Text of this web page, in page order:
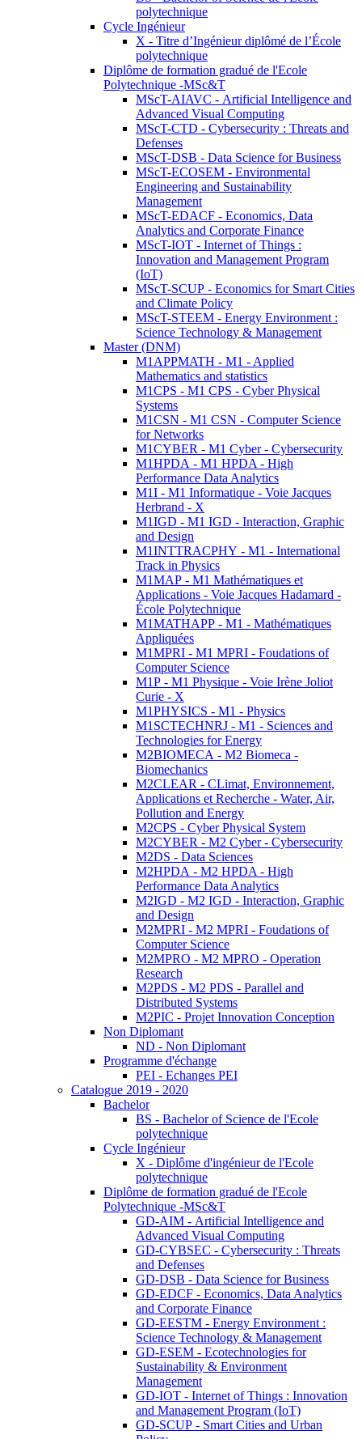
polytechnique
Cycle Ingénieur
X - Titre d’Ingénieur diplômé de l’École
polytechnique
Diplôme de formation gradué de l'Ecole
Polytechnique -MSc&T
MScT-AIAVC - Artificial Intelligence and
Advanced Visual Computing
MScT-CTD - Cybersecurity : Threats and
Defenses
MScT-DSB - Data Science for Business
MScT-ECOSEM - Environmental
Engineering and Sustainability
Management
MScT-EDACF - Economics, Data
Analytics and Corporate Finance
MScT-IOT - Internet of Things :
Innovation and Management Program
(IoT)
MScT-SCUP - Economics for Smart Cities
and Climate Policy
MScT-STEEM - Energy Environment :
Science Technology & Management
Master (DNM)
M1APPMATH - M1 - Applied
Mathematics and statistics
M1CPS - M1 CPS - Cyber Physical
Systems
M1CSN - M1 CSN - Computer Science
for Networks
M1CYBER - M1 Cyber - Cybersecurity
M1HPDA - M1 HPDA - High
Performance Data Analytics
M1I - M1 Informatique - Voie Jacques
Herbrand - X
M1IGD - M1 IGD - Interaction, Graphic
and Design
M1INTTRACPHY - M1 - International
Track in Physics
M1MAP - M1 Mathématiques et
Applications - Voie Jacques Hadamard -
École Polytechnique
M1MATHAPP - M1 - Mathématiques
Appliquées
M1MPRI - M1 MPRI - Foudations of
Computer Science
M1P - M1 Physique - Voie Irène Joliot
Curie - X
M1PHYSICS - M1 - Physics
M1SCTECHNRJ - M1 - Sciences and
Technologies for Energy
M2BIOMECA - M2 Biomeca -
Biomechanics
M2CLEAR - CLimat, Environnement,
Applications et Recherche - Water, Air,
Pollution and Energy
M2CPS - Cyber Physical System
M2CYBER - M2 Cyber - Cybersecurity
M2DS - Data Sciences
M2HPDA - M2 HPDA - High
Performance Data Analytics
M2IGD - M2 IGD - Interaction, Graphic
and Design
M2MPRI - M2 MPRI - Foudations of
Computer Science
M2MPRO - M2 MPRO - Operation
Research
M2PDS - M2 PDS - Parallel and
Distributed Systems
M2PIC - Projet Innovation Conception
Non Diplomant
ND - Non Diplomant
Programme d'échange
PEI - Echanges PEI
Catalogue 2019 - 2020
Bachelor
BS - Bachelor of Science de l'Ecole
polytechnique
Cycle Ingénieur
X - Diplôme d'ingénieur de l'Ecole
polytechnique
Diplôme de formation gradué de l'Ecole
Polytechnique -MSc&T
GD-AIM - Artificial Intelligence and
Advanced Visual Computing
GD-CYBSEC - Cybersecurity : Threats
and Defenses
GD-DSB - Data Science for Business
GD-EDCF - Economics, Data Analytics
and Corporate Finance
GD-EESTM - Energy Environment :
Science Technology & Management
GD-ESEM - Ecotechnologies for
Sustainability & Environment
Management
GD-IOT - Internet of Things : Innovation
and Management Program (IoT)
GD-SCUP - Smart Cities and Urban